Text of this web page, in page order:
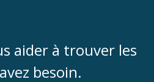
aider à trouver les
besoin.